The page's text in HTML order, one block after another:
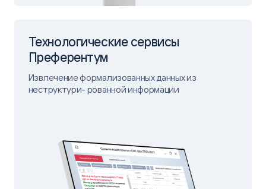
Технологические сервисы
Преферентум
Извлечение формализованных данных из
неструктури- рованной информации